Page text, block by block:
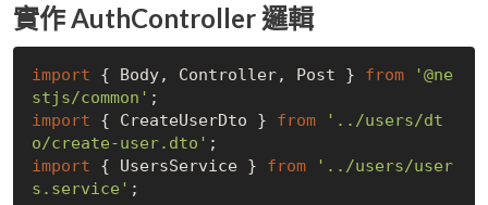
實作 AuthController 邏輯
import { Body, Controller, Post } from
'@ne
stjs/common'
import { CreateUserDto } from
'../users/dt
o/create-user.dto'
import { UsersService } from
'../users/user
s.service' ;